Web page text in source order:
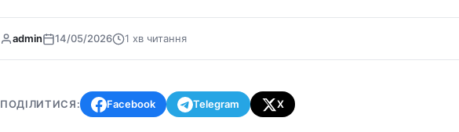
admin 14/05/2026 1 хв читання
ПОДІЛИТИСЯ: Facebook Telegram X